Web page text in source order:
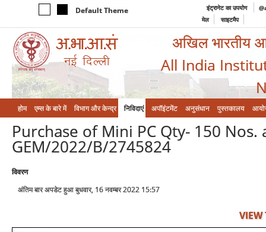
Default Theme इंट्रानेट का उपयोग
मेल
साइटमैप
अखिल भारतीय
All India
होम एम्‍स के बारे में विभाग और केन्‍द्र निविदाएं अपॉइंटमेंट अनुसंधान पुस्तकालय
Purchase of Mini PC Qty- 150 Nos.
GEM/2022/B/2745824
विवरण
अंतिम बार अपडेट हुआ बुधवार, 16 नवम्बर 2022 15:57
VIEW